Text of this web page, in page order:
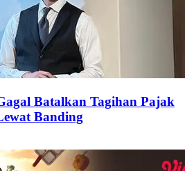
Batalkan Tagihan Pajak
Banding